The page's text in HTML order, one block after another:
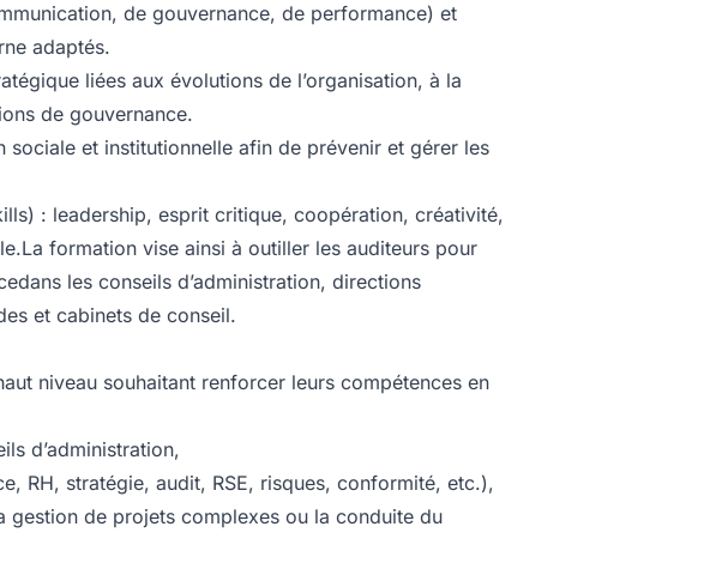
de gouvernance, de performance) et
adaptés.
liées aux évolutions de l’organisation, à la
de gouvernance.
et institutionnelle afin de prévenir et gérer les
: leadership, esprit critique, coopération, créativité,
formation vise ainsi à outiller les auditeurs pour
les conseils d’administration, directions
et cabinets de conseil.
niveau souhaitant renforcer leurs compétences en
d’administration,
RH, stratégie, audit, RSE, risques, conformité, etc.),
gestion de projets complexes ou la conduite du